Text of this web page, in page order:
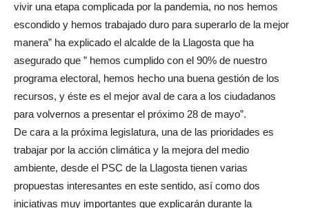
vivir una etapa complicada por la pandemia, no nos hemos
escondido y hemos trabajado duro para superarlo de la mejor
manera” ha explicado el alcalde de la Llagosta que ha
asegurado que ” hemos cumplido con el 90% de nuestro
programa electoral, hemos hecho una buena gestión de los
recursos, y éste es el mejor aval de cara a los ciudadanos
para volvernos a presentar el próximo 28 de mayo”.
De cara a la próxima legislatura, una de las prioridades es
trabajar por la acción climática y la mejora del medio
ambiente, desde el PSC de la Llagosta tienen varias
propuestas interesantes en este sentido, así como dos
iniciativas muy importantes que explicarán durante la